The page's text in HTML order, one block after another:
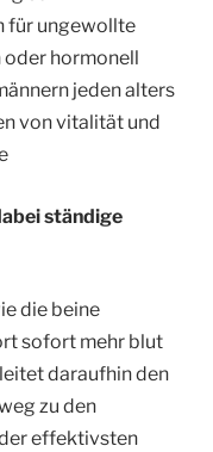
für ungewollte
hormonell
jeden alters
von vitalität und
ständige
die beine
sofort mehr blut
daraufhin den
zu den
effektivsten